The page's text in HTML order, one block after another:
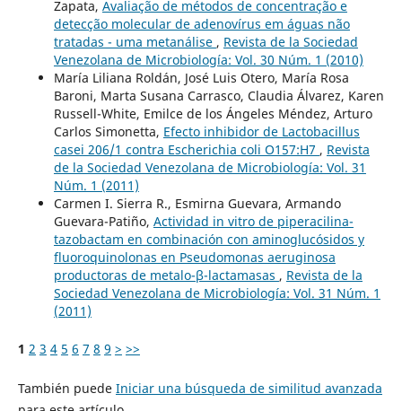
Zapata, Avaliação de métodos de concentração e
detecção molecular de adenovírus em águas não
tratadas - uma metanálise , Revista de la Sociedad
Venezolana de Microbiología: Vol. 30 Núm. 1 (2010)
María Liliana Roldán, José Luis Otero, María Rosa
Baroni, Marta Susana Carrasco, Claudia Álvarez, Karen
Russell-White, Emilce de los Ángeles Méndez, Arturo
Carlos Simonetta, Efecto inhibidor de Lactobacillus
casei 206/1 contra Escherichia coli O157:H7 , Revista
de la Sociedad Venezolana de Microbiología: Vol. 31
Núm. 1 (2011)
Carmen I. Sierra R., Esmirna Guevara, Armando
Guevara-Patiño, Actividad in vitro de piperacilina-
tazobactam en combinación con aminoglucósidos y
fluoroquinolonas en Pseudomonas aeruginosa
productoras de metalo-β-lactamasas , Revista de la
Sociedad Venezolana de Microbiología: Vol. 31 Núm. 1
(2011)
1 2 3 4 5 6 7 8 9 > >>
También puede Iniciar una búsqueda de similitud avanzada